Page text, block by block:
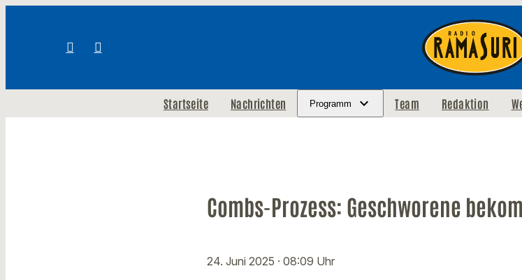
Startseite Nachrichten Programm Team Redaktion
Combs-Prozess: Geschworene
24. Juni 2025 · 08:09 Uhr